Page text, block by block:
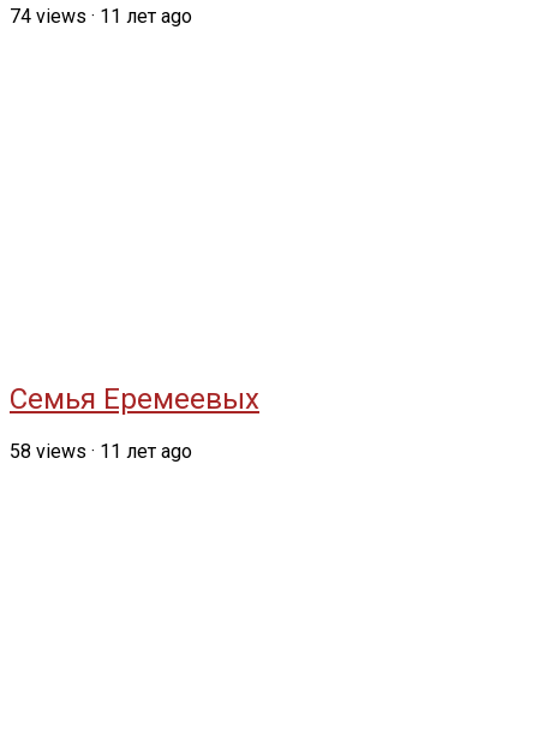
74 views · 11 лет ago
Семья Еремеевых
58 views · 11 лет ago